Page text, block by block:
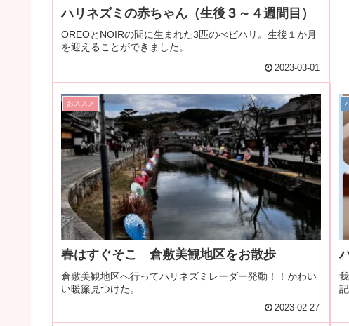
ハリネズミの赤ちゃん（生後３～４週間目）
OREOとNOIRの間に生まれた3匹のべビハリ。生後１か月
を迎えることができました。
2023-03-01
おススメ
春はすぐそこ 倉敷美観地区をお散歩
倉敷美観地区へ行ってハリネズミレーダー発動！！かわい
い暖簾見つけた。
2023-02-27